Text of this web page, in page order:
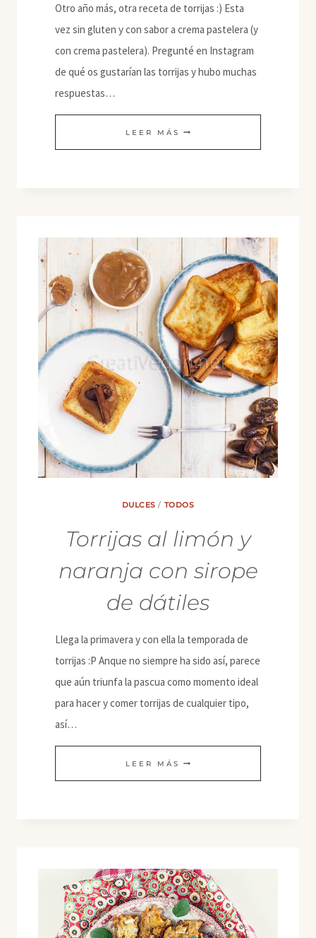
Otro año más, otra receta de torrijas :) Esta
vez sin gluten y con sabor a crema pastelera (y
con crema pastelera). Pregunté en Instagram
de qué os gustarían las torrijas y hubo muchas
respuestas…
LEER MÁS TORRIJAS
VEGANAS
CREMA
PASTELERA
DULCES / TODOS
Torrijas al limón y
naranja con sirope
de dátiles
Llega la primavera y con ella la temporada de
torrijas :P Anque no siempre ha sido así, parece
que aún triunfa la pascua como momento ideal
para hacer y comer torrijas de cualquier tipo,
así…
LEER MÁS TORRIJAS
AL
CON
SIROPE
DE
DÁTILES